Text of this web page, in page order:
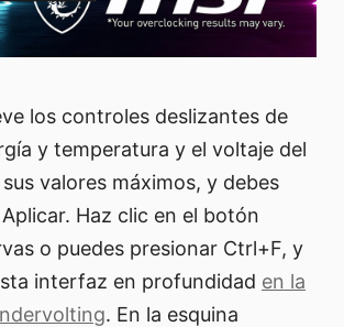
los controles deslizantes de
y temperatura y el voltaje del
valores máximos, y debes
Haz clic en el botón
o puedes presionar Ctrl+F, y
interfaz en profundidad en la
. En la esquina